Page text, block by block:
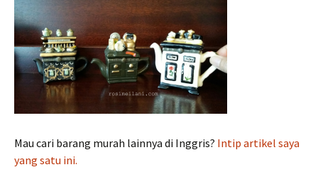
Mau cari barang murah lainnya di Inggris? Intip artikel saya
yang satu ini.